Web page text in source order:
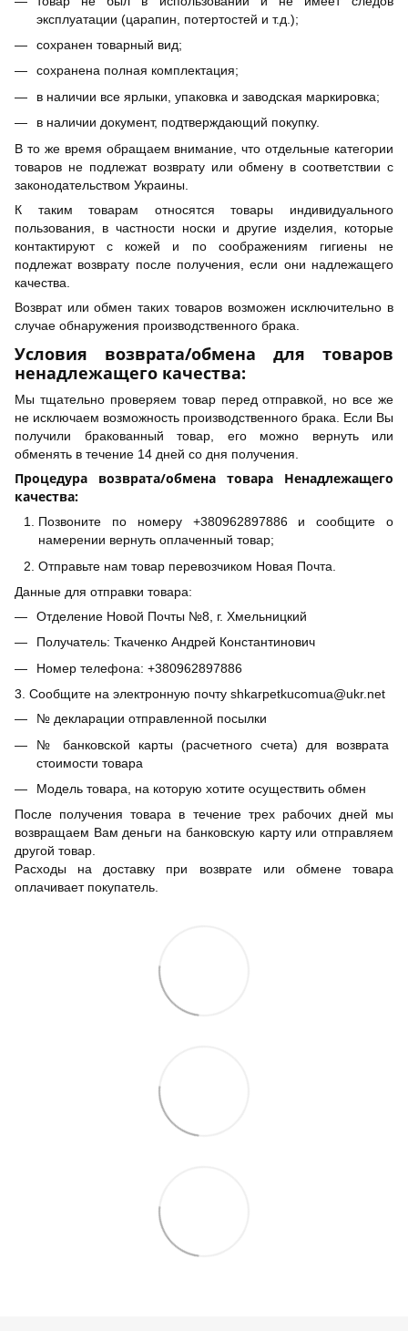
эксплуатации (царапин, потертостей и т.д.);
сохранен товарный вид;
сохранена полная комплектация;
в наличии все ярлыки, упаковка и заводская маркировка;
в наличии документ, подтверждающий покупку.
В то же время обращаем внимание, что отдельные категории
товаров не подлежат возврату или обмену в соответствии с
законодательством Украины.
К таким товарам относятся товары индивидуального
пользования, в частности носки и другие изделия, которые
контактируют с кожей и по соображениям гигиены не
подлежат возврату после получения, если они надлежащего
качества.
Возврат или обмен таких товаров возможен исключительно в
случае обнаружения производственного брака.
Условия возврата/обмена для товаров
ненадлежащего качества:
Мы тщательно проверяем товар перед отправкой, но все же
не исключаем возможность производственного брака. Если Вы
получили бракованный товар, его можно вернуть или
обменять в течение 14 дней со дня получения.
Процедура возврата/обмена товара Ненадлежащего
качества:
Позвоните по номеру +380962897886 и сообщите о
намерении вернуть оплаченный товар;
Отправьте нам товар перевозчиком Новая Почта.
Данные для отправки товара:
Отделение Новой Почты №8, г. Хмельницкий
Получатель: Ткаченко Андрей Константинович
Номер телефона: +380962897886
3. Сообщите на электронную почту shkarpetkucomua@ukr.net
№ декларации отправленной посылки
№ банковской карты (расчетного счета) для возврата
стоимости товара
Модель товара, на которую хотите осуществить обмен
После получения товара в течение трех рабочих дней мы
возвращаем Вам деньги на банковскую карту или отправляем
другой товар.
Расходы на доставку при возврате или обмене товара
оплачивает покупатель.